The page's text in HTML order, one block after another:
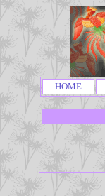
HOME